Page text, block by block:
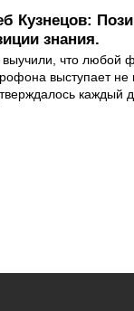
Кузнецов:
знания.
выучили, что любой
выступает не
каждый